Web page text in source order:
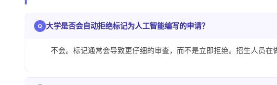
大学是否会自动拒绝标记为人工智能编写的申请？
不会。标记通常会导致更仔细的审查，而不是立即拒绝。招生人员在